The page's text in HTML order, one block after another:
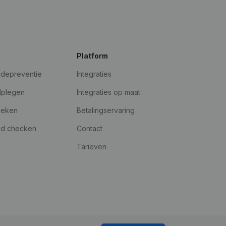
checken
Platform
Integraties
Integraties op maat
Betalingservaring
Contact
Tarieven